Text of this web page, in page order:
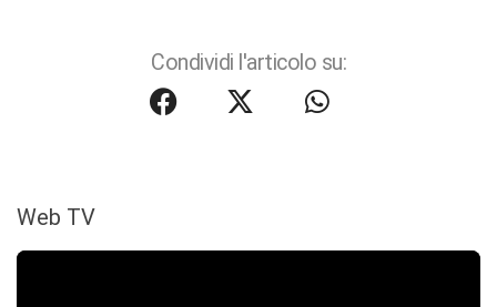
Condividi l'articolo su:
Web TV